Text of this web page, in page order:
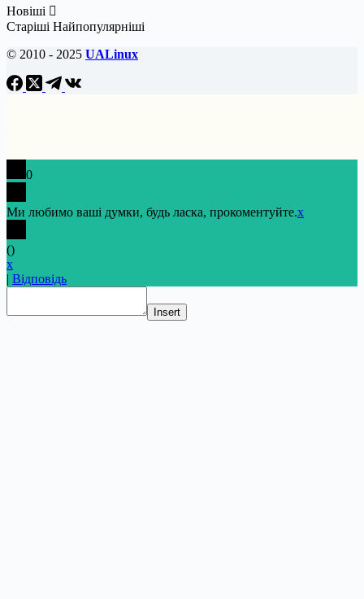
Новіші
Старіші Найпопулярніші
© 2010 - 2025 UALinux
0
Ми любимо ваші думки, будь ласка, прокоментуйте.x
()
x
| Відповідь
Insert